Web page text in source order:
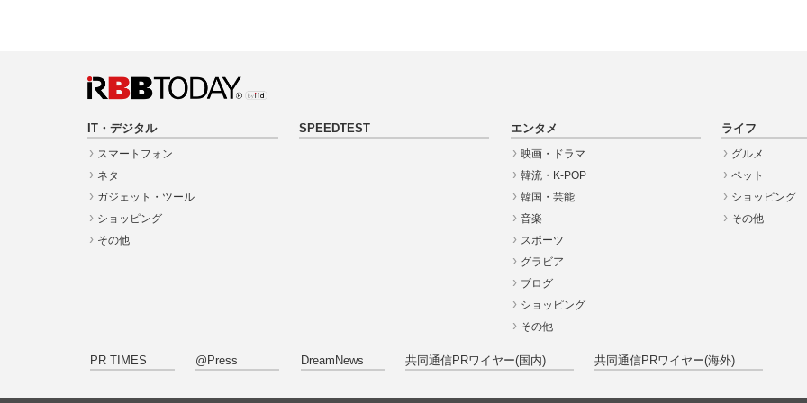
IT・デジタル
スマートフォン
ネタ
ガジェット・ツール
ショッピング
その他
SPEEDTEST
エンタメ
映画・ドラマ
韓流・K-POP
韓国・芸能
音楽
スポーツ
グラビア
ブログ
ショッピング
その他
ライフ
グルメ
ペット
ショッピング
その他
PR TIMES @Press DreamNews 共同通信PRワイヤー(国内) 共同通信PRワイヤー(海外)